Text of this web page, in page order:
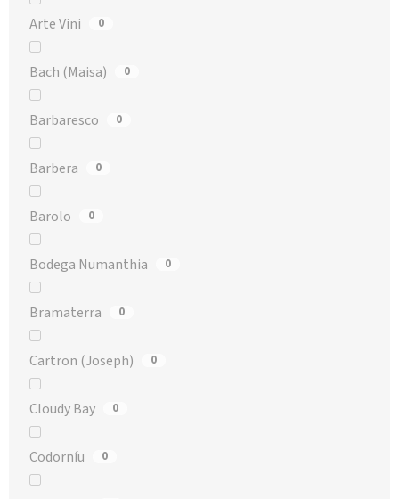
Arte Vini 0
Bach (Maisa) 0
Barbaresco 0
Barbera 0
Barolo 0
Bodega Numanthia 0
Bramaterra 0
Cartron (Joseph) 0
Cloudy Bay 0
Codorníu 0